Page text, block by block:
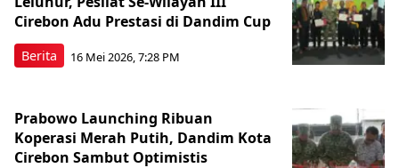
Berita
Cirebon Adu Prestasi di Dandim Cup
16 Mei 2026, 7:28 PM
Prabowo Launching Ribuan
Koperasi Merah Putih, Dandim Kota
Cirebon Sambut Optimistis